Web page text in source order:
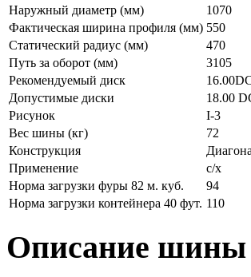
Наружный диаметр (мм)
1070
Фактическая ширина профиля (мм) 550
Статический радиус (мм)
470
Путь за оборот (мм)
3105
Рекомендуемый диск
Допустимые диски
18.00
Рисунок
I-3
Вес шины (кг)
72
Конструкция
Применение
с/х
Норма загрузки фуры 82 м. куб.
94
Норма загрузки контейнера 40 фут. 110
Описание шины